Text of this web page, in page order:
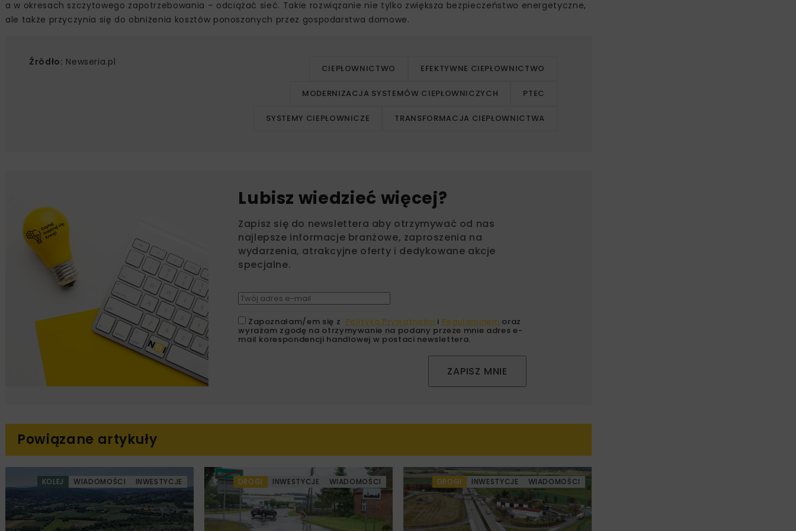
a w okresach szczytowego zapotrzebowania – odciążać sieć. Takie rozwiązanie nie tylko zwiększa bezpieczeństwo energetyczne,
ale także przyczynia się do obniżenia kosztów ponoszonych przez gospodarstwa domowe.
Źródło: Newseria.pl
CIEPŁOWNICTWO EFEKTYWNE CIEPŁOWNICTWO
MODERNIZACJA SYSTEMÓW CIEPŁOWNICZYCH PTEC
SYSTEMY CIEPŁOWNICZE TRANSFORMACJA CIEPŁOWNICTWA
Lubisz wiedzieć więcej?
Zapisz się do newslettera aby otrzymywać od nas
najlepsze informacje branżowe, zaproszenia na
wydarzenia, atrakcyjne oferty i dedykowane akcje
specjalne.
Zapoznałam/em się z Polityką Prywatności i Regulaminem oraz
wyrażam zgodę na otrzymywanie na podany przeze mnie adres e-
mail korespondencji handlowej w postaci newslettera.
ZAPISZ MNIE
Powiązane artykuły
KOLEJ WIADOMOŚCI INWESTYCJE DROGI INWESTYCJE WIADOMOŚCI DROGI INWESTYCJE WIADOMOŚCI